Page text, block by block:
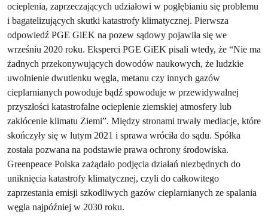
ocieplenia, zaprzeczających udziałowi w pogłębianiu się problemu
i bagatelizujących skutki katastrofy klimatycznej. Pierwsza
odpowiedź PGE GiEK na pozew sądowy pojawiła się we
wrześniu 2020 roku. Eksperci PGE GiEK pisali wtedy, że “Nie ma
żadnych przekonywujących dowodów naukowych, że ludzkie
uwolnienie dwutlenku węgla, metanu czy innych gazów
cieplarnianych powoduje bądź spowoduje w przewidywalnej
przyszłości katastrofalne ocieplenie ziemskiej atmosfery lub
zakłócenie klimatu Ziemi”. Między stronami trwały mediacje, które
skończyły się w lutym 2021 i sprawa wróciła do sądu. Spółka
została pozwana na podstawie prawa ochrony środowiska.
Greenpeace Polska zażądało podjęcia działań niezbędnych do
uniknięcia katastrofy klimatycznej, czyli do całkowitego
zaprzestania emisji szkodliwych gazów cieplarnianych ze spalania
węgla najpóźniej w 2030 roku.